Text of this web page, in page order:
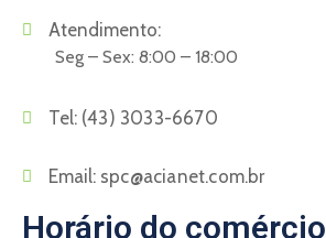
Atendimento:
Seg – Sex: 8:00 – 18:00
Tel: (43) 3033-6670
Email: spc@acianet.com.br
Horário do comércio